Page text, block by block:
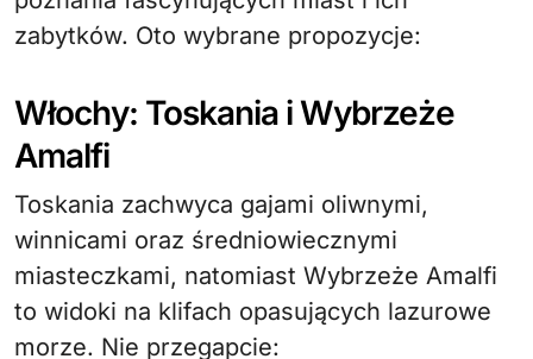
zabytków. Oto wybrane propozycje:
Włochy: Toskania i Wybrzeże
Amalfi
Toskania zachwyca gajami oliwnymi,
winnicami oraz średniowiecznymi
miasteczkami, natomiast Wybrzeże Amalfi
to widoki na klifach opasujących lazurowe
morze. Nie przegapcie: